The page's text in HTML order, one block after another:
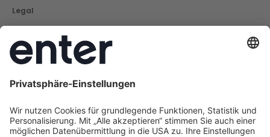
Legal
Datenschutz
Cookie Policy
Barrierefreiheit